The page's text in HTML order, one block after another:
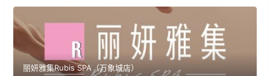
丽妍雅集Rubis SPA（万象城店）